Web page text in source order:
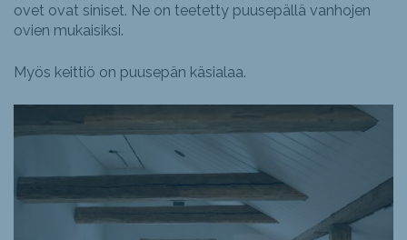
ovet ovat siniset. Ne on teetetty puusepällä vanhojen
ovien mukaisiksi.
Myös keittiö on puusepän käsialaa.